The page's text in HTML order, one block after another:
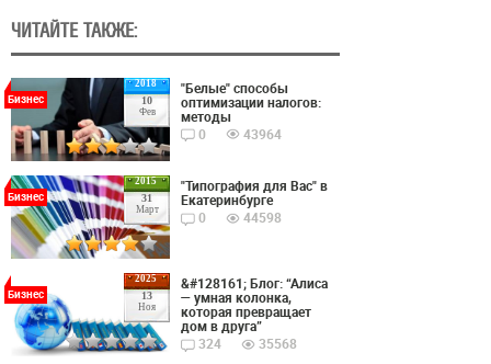
ЧИТАЙТЕ ТАКЖЕ:
2018
10
Фев
Бизнес
"Белые" способы
оптимизации налогов:
методы
0
43964
2015
31
Март
Бизнес
"Типография для Вас" в
Екатеринбурге
0
44598
2025
13
Ноя
Бизнес
&#128161; Блог: “Алиса
— умная колонка,
которая превращает
дом в друга”
324
35568